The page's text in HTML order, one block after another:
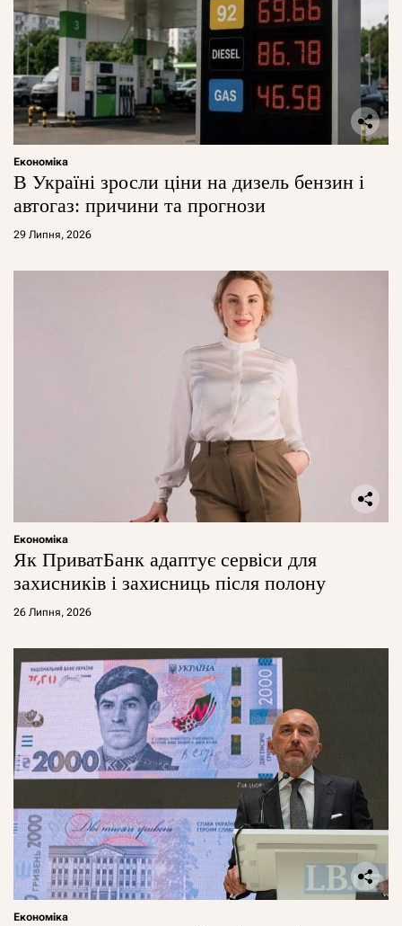
Економіка
В Україні зросли ціни на дизель бензин і
автогаз: причини та прогнози
29 Липня, 2026
Економіка
Як ПриватБанк адаптує сервіси для
захисників і захисниць після полону
26 Липня, 2026
Економіка